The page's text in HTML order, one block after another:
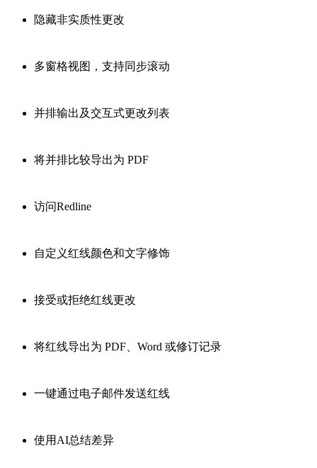
隐藏非实质性更改
多窗格视图，支持同步滚动
并排输出及交互式更改列表
将并排比较导出为 PDF
访问Redline
自定义红线颜色和文字修饰
接受或拒绝红线更改
将红线导出为 PDF、Word 或修订记录
一键通过电子邮件发送红线
使用AI总结差异